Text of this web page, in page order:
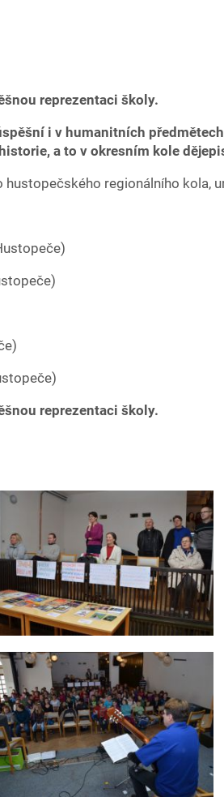
reprezentaci školy.
i v humanitních
a to v okresním kole
regionálního kola,
reprezentaci školy.